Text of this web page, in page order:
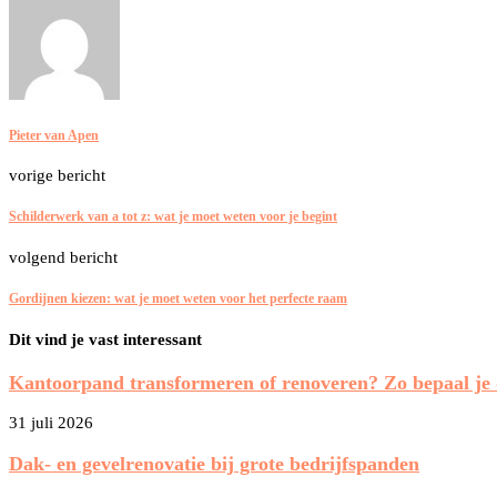
Pieter van Apen
vorige bericht
Schilderwerk van a tot z: wat je moet weten voor je begint
volgend bericht
Gordijnen kiezen: wat je moet weten voor het perfecte raam
Dit vind je vast interessant
Kantoorpand transformeren of renoveren? Zo bepaal je
31 juli 2026
Dak- en gevelrenovatie bij grote bedrijfspanden